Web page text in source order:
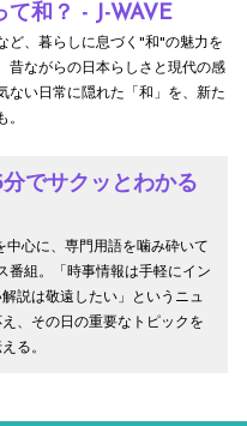
て和？ - J-WAVE
ど、暮らしに息づく"和"の魅力を
昔ながらの日本らしさと現代の感
ない日常に隠れた「和」を、新た
。
でサクッとわかる
中心に、専門用語を噛み砕いて
番組。「時事情報は手軽にイン
説は敬遠したい」というニュ
、その日の重要なトピックを
る。